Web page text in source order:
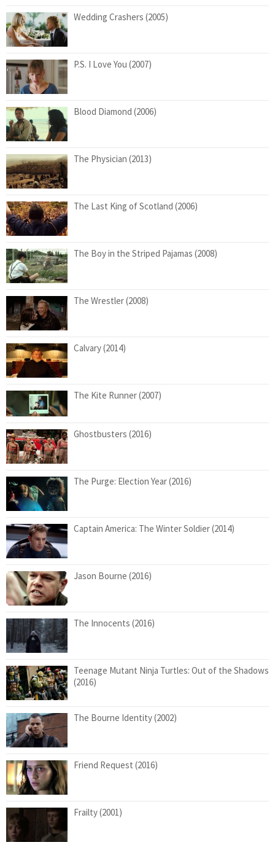
Wedding Crashers (2005)
P.S. I Love You (2007)
Blood Diamond (2006)
The Physician (2013)
The Last King of Scotland (2006)
The Boy in the Striped Pajamas (2008)
The Wrestler (2008)
Calvary (2014)
The Kite Runner (2007)
Ghostbusters (2016)
The Purge: Election Year (2016)
Captain America: The Winter Soldier (2014)
Jason Bourne (2016)
The Innocents (2016)
Teenage Mutant Ninja Turtles: Out of the Shadows
(2016)
The Bourne Identity (2002)
Friend Request (2016)
Frailty (2001)